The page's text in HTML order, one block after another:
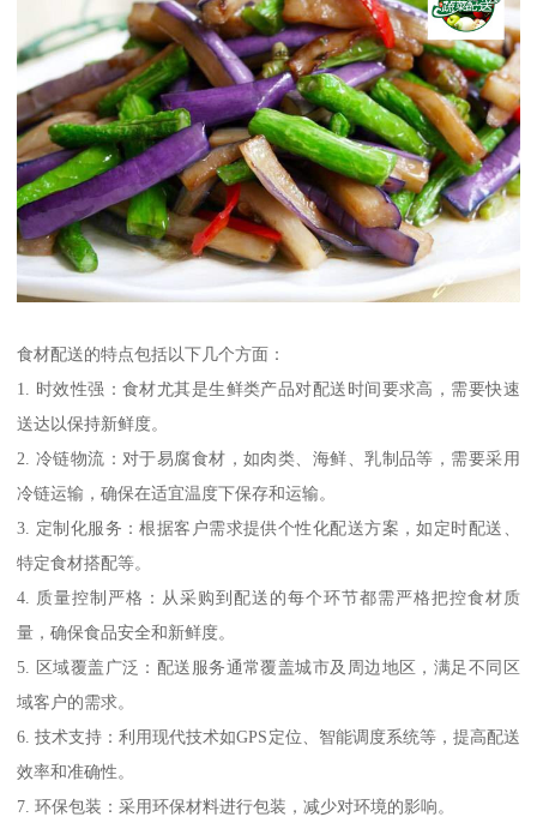
食材配送的特点包括以下几个方面：
1. 时效性强：食材尤其是生鲜类产品对配送时间要求高，需要快速
送达以保持新鲜度。
2. 冷链物流：对于易腐食材，如肉类、海鲜、乳制品等，需要采用
冷链运输，确保在适宜温度下保存和运输。
3. 定制化服务：根据客户需求提供个性化配送方案，如定时配送、
特定食材搭配等。
4. 质量控制严格：从采购到配送的每个环节都需严格把控食材质
量，确保食品安全和新鲜度。
5. 区域覆盖广泛：配送服务通常覆盖城市及周边地区，满足不同区
域客户的需求。
6. 技术支持：利用现代技术如GPS定位、智能调度系统等，提高配送
效率和准确性。
7. 环保包装：采用环保材料进行包装，减少对环境的影响。